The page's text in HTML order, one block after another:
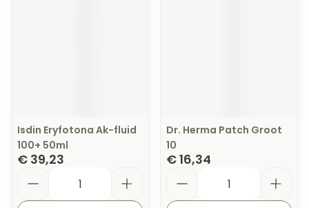
Isdin Eryfotona Ak-fluid
100+ 50ml
€ 39,23
Dr. Herma Patch Groot
10
€ 16,34